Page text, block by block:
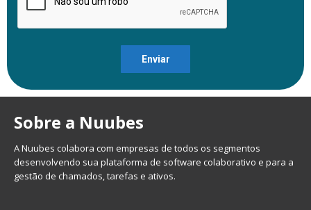
Sobre a Nuubes
A Nuubes colabora com empresas de todos os segmentos
desenvolvendo sua plataforma de software colaborativo e para a
gestão de chamados, tarefas e ativos.